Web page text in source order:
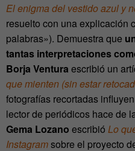
El enigma del vestido azul y
resuelto con una explicación
palabras»). Demuestra que
tantas interpretaciones
Borja Ventura escribió un
que mienten (sin estar
fotografías recortadas
lector de periódicos hace de
Gema Lozano escribió Lo
Instagramsobre el proyecto